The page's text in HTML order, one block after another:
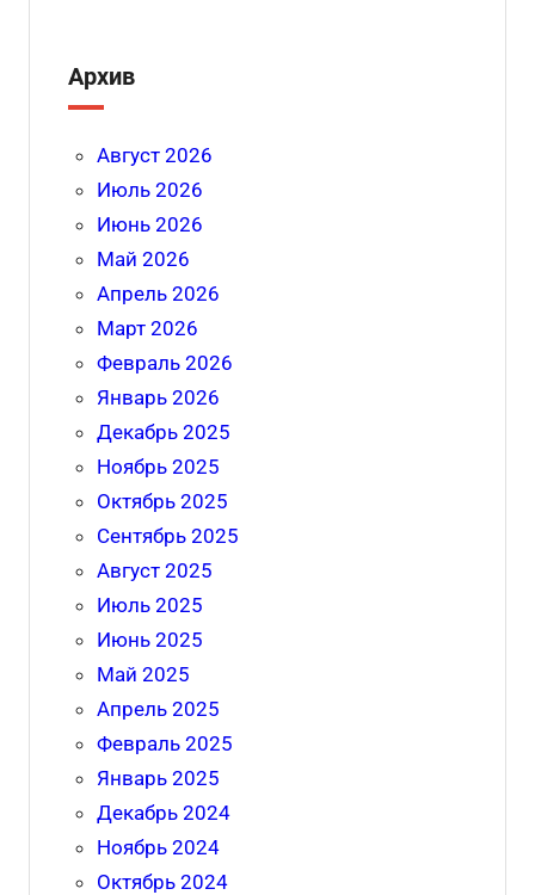
Архив
Август 2026
Июль 2026
Июнь 2026
Май 2026
Апрель 2026
Март 2026
Февраль 2026
Январь 2026
Декабрь 2025
Ноябрь 2025
Октябрь 2025
Сентябрь 2025
Август 2025
Июль 2025
Июнь 2025
Май 2025
Апрель 2025
Февраль 2025
Январь 2025
Декабрь 2024
Ноябрь 2024
Октябрь 2024